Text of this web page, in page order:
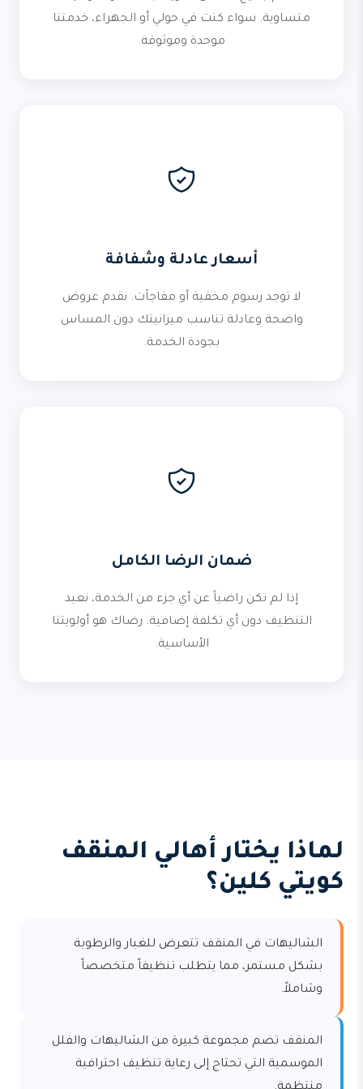
متساوية. سواء كنت في حولي أو الجهراء، خدمتنا
موحدة وموثوقة.
أسعار عادلة وشفافة
لا توجد رسوم مخفية أو مفاجآت. نقدم عروض
واضحة وعادلة تناسب ميزانيتك دون المساس
بجودة الخدمة.
ضمان الرضا الكامل
إذا لم تكن راضياً عن أي جزء من الخدمة، نعيد
التنظيف دون أي تكلفة إضافية. رضاك هو أولويتنا
الأساسية.
لماذا يختار أهالي المنقف
كويتي كلين؟
الشاليهات في المنقف تتعرض للغبار والرطوبة
بشكل مستمر، مما يتطلب تنظيفاً متخصصاً
وشاملاً.
المنقف تضم مجموعة كبيرة من الشاليهات والفلل
الموسمية التي تحتاج إلى رعاية تنظيف احترافية